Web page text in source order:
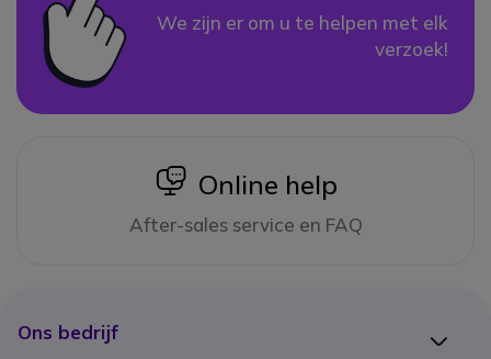
We zijn er om u te helpen met elk
verzoek!
icon
Online help
After-sales service en FAQ
Ons bedrijf